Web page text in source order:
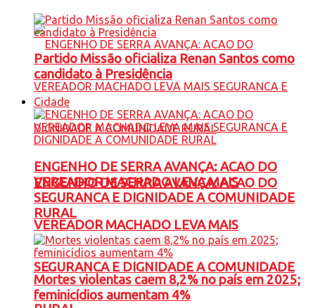
ENGENHO DE SERRA AVANÇA: ACAO DO
VEREADOR MACHADO LEVA MAIS
SEGURANCA E DIGNIDADE A COMUNIDADE
Partido Missão oficializa Renan Santos como
candidato à Presidência
Cidade
ENGENHO DE SERRA AVANÇA: ACAO DO
VEREADOR MACHADO LEVA MAIS
SEGURANCA E DIGNIDADE A COMUNIDADE
RURAL
Mortes violentas caem 8,2% no país em 2025;
feminicídios aumentam 4%